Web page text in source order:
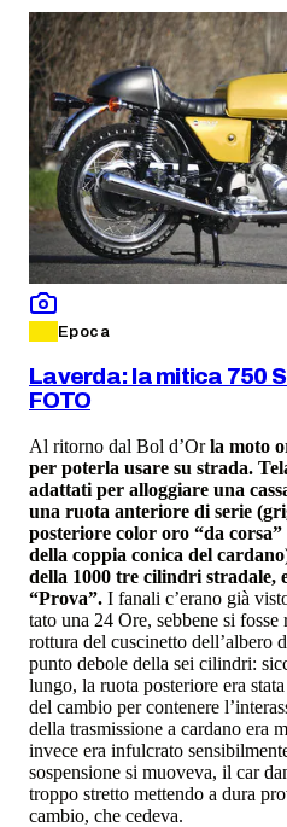
Epoca
Laverda: la mitica 750
FOTO
Al ritorno dal Bol d’Orla moto
per poterla usare su strada.
adattati per alloggiare una
una ruota anteriore di serie
posteriore color oro “da
della coppia conica del
della 1000 tre cilindri stradale,
“Prova”. I fanali c’erano già
tato una 24 Ore, sebbene si
rottura del cuscinetto dell’albero
punto debole della sei cilindri:
lungo, la ruota posteriore era
del cambio per contenere
della trasmissione a cardano era
invece era infulcrato
sospensione si muoveva, il car
troppo stretto mettendo a dura
cambio, che cedeva.